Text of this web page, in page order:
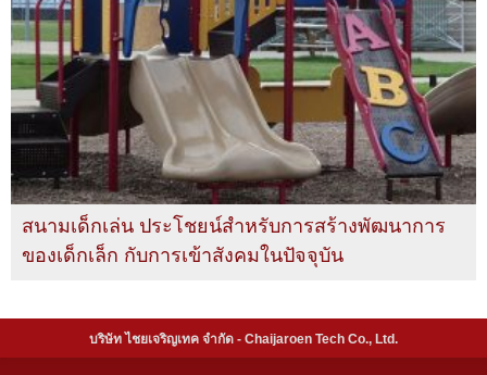
สนามเด็กเล่น ประโชยน์สำหรับการสร้างพัฒนาการ
ของเด็กเล็ก กับการเข้าสังคมในปัจจุบัน
บริษัท ไชยเจริญเทค จำกัด - Chaijaroen Tech Co., Ltd.